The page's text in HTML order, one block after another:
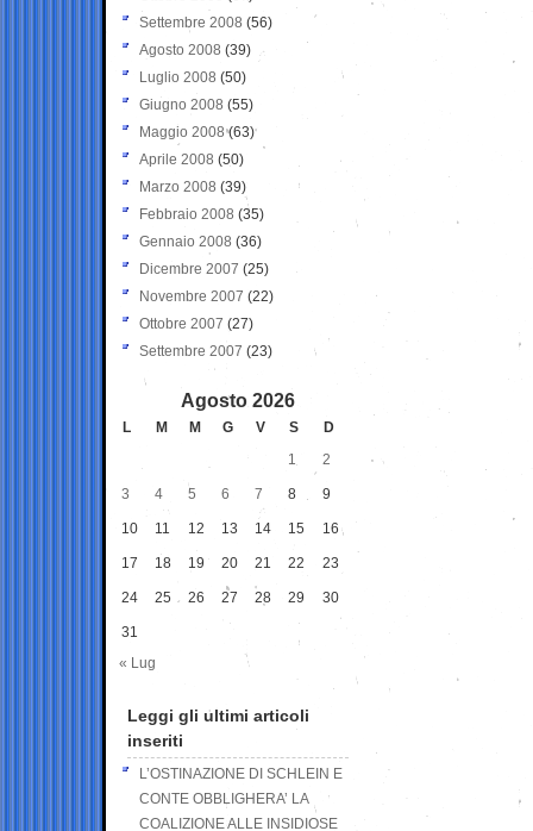
Settembre 2008 (56)
Agosto 2008 (39)
Luglio 2008 (50)
Giugno 2008 (55)
Maggio 2008(63)
Aprile 2008 (50)
Marzo 2008 (39)
Febbraio 2008 (35)
Gennaio 2008 (36)
Dicembre 2007 (25)
Novembre 2007 (22)
Ottobre 2007 (27)
Settembre 2007 (23)
Agosto 2026
L M M G V S
D
1
2
3 4 5 6 7 8 9
10 11 12 13 14 15 16
17 18 19 20 21 22 23
24 25 26 27 28 29 30
31
« Lug
Leggi gli ultimi articoli
inseriti
L’OSTINAZIONE DI SCHLEIN E
CONTE OBBLIGHERA’ LA
COALIZIONE ALLE INSIDIOSE